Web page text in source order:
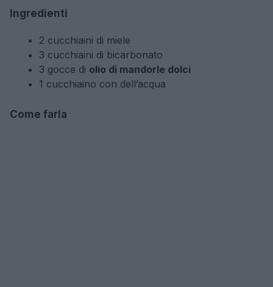
Ingredienti
2 cucchiaini di miele
3 cucchiaini di bicarbonato
3 gocce di olio di mandorle dolci
1 cucchiaino con dell’acqua
Come farla